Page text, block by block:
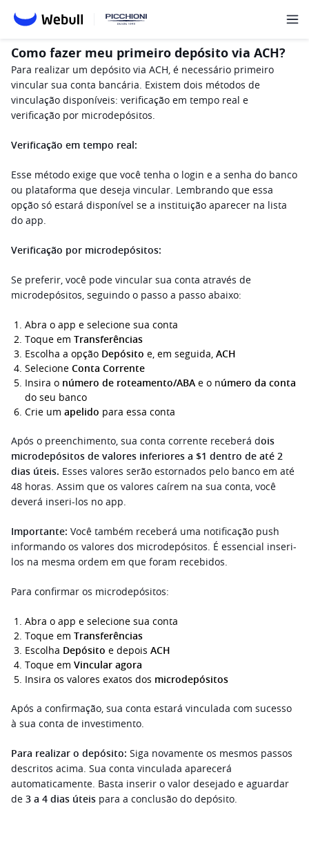
Como fazer meu primeiro depósito via ACH?
Para realizar um depósito via ACH, é necessário primeiro
vincular sua conta bancária. Existem dois métodos de
vinculação disponíveis: verificação em tempo real e
verificação por microdepósitos.
Verificação em tempo real:
Esse método exige que você tenha o login e a senha do banco
ou plataforma que deseja vincular. Lembrando que essa
opção só estará disponível se a instituição aparecer na lista
do app.
Verificação por microdepósitos:
Se preferir, você pode vincular sua conta através de
microdepósitos, seguindo o passo a passo abaixo:
Abra o app e selecione sua conta
Toque em Transferências
Escolha a opção Depósito e, em seguida, ACH
Selecione Conta Corrente
Insira o número de roteamento/ABA e o número da conta
do seu banco
Crie um apelido para essa conta
Após o preenchimento, sua conta corrente receberá dois
microdepósitos de valores inferiores a $1 dentro de até 2
dias úteis. Esses valores serão estornados pelo banco em até
48 horas. Assim que os valores caírem na sua conta, você
deverá inseri-los no app.
Importante: Você também receberá uma notificação push
informando os valores dos microdepósitos. É essencial inseri-
los na mesma ordem em que foram recebidos.
Para confirmar os microdepósitos:
Abra o app e selecione sua conta
Toque em Transferências
Escolha Depósito e depois ACH
Toque em Vincular agora
Insira os valores exatos dos microdepósitos
Após a confirmação, sua conta estará vinculada com sucesso
à sua conta de investimento.
Para realizar o depósito: Siga novamente os mesmos passos
descritos acima. Sua conta vinculada aparecerá
automaticamente. Basta inserir o valor desejado e aguardar
de 3 a 4 dias úteis para a conclusão do depósito.